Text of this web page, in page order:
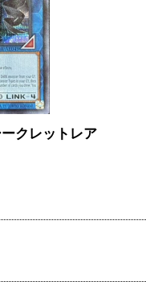
クレットレア